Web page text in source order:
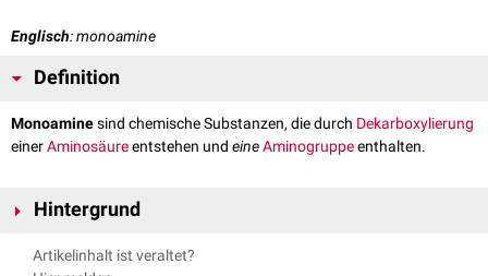
Englisch: monoamine
Definition
Monoaminesind chemische Substanzen, die durch Dekarboxylierung
einerAminosäureentstehen und eineAminogruppeenthalten.
Hintergrund
Viele Monoamine haben eine biogene Wirkung und dienen im Körper
unter anderem als
Artikelinhalt ist veraltet?